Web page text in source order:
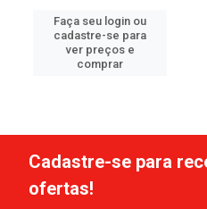
Faça seu login ou
cadastre-se para
ver preços e
comprar
Cadastre-se para
ofertas!